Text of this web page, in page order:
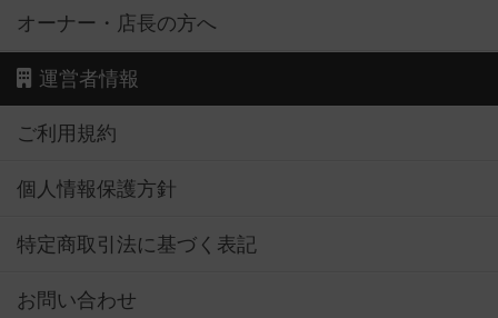
オーナー・店長の方へ
運営者情報
ご利用規約
個人情報保護方針
特定商取引法に基づく表記
お問い合わせ